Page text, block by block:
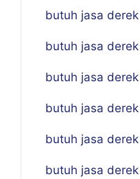
butuh jasa
butuh jasa
butuh jasa
butuh jasa
butuh jasa
butuh jasa